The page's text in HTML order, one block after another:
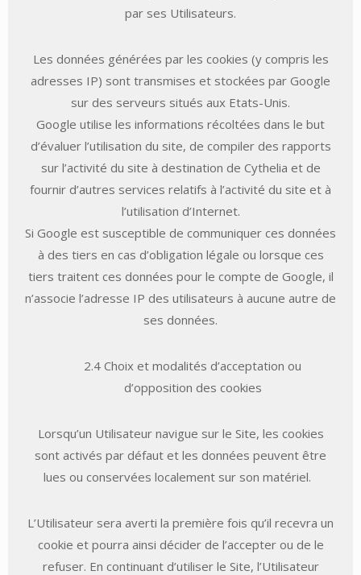
par ses Utilisateurs.
Les données générées par les cookies (y compris les
adresses IP) sont transmises et stockées par Google
sur des serveurs situés aux Etats-Unis.
Google utilise les informations récoltées dans le but
d’évaluer l’utilisation du site, de compiler des rapports
sur l’activité du site à destination de Cythelia et de
fournir d’autres services relatifs à l’activité du site et à
l’utilisation d’Internet.
Si Google est susceptible de communiquer ces données
à des tiers en cas d’obligation légale ou lorsque ces
tiers traitent ces données pour le compte de Google, il
n’associe l’adresse IP des utilisateurs à aucune autre de
ses données.
2.4 Choix et modalités d’acceptation ou
d’opposition des cookies
Lorsqu’un Utilisateur navigue sur le Site, les cookies
sont activés par défaut et les données peuvent être
lues ou conservées localement sur son matériel.
L’Utilisateur sera averti la première fois qu’il recevra un
cookie et pourra ainsi décider de l’accepter ou de le
refuser. En continuant d’utiliser le Site, l’Utilisateur